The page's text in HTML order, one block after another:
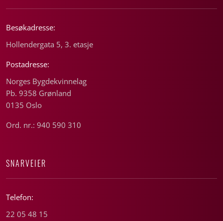
Besøkadresse:
Hollendergata 5, 3. etasje
Postadresse:
Norges Bygdekvinnelag
Pb. 9358 Grønland
0135 Oslo
Ord. nr.: 940 590 310
SNARVEIER
Telefon:
22 05 48 15